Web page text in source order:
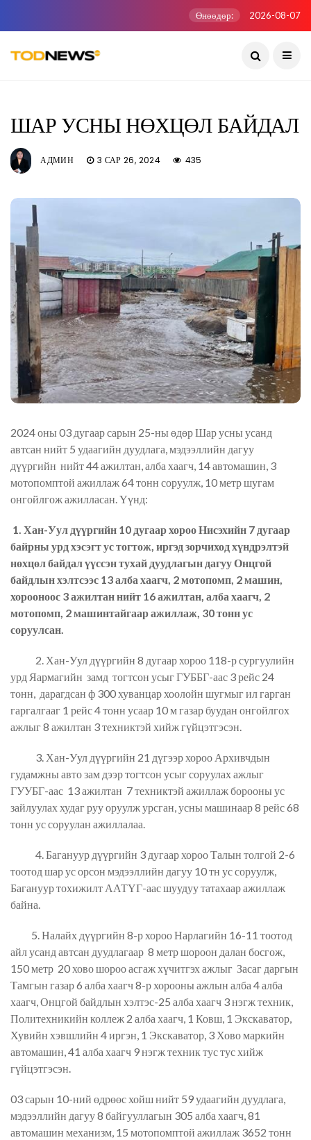
Өнөөдөр: 2026-08-07
ШАР УСНЫ НӨХЦӨЛ БАЙДАЛ
АДМИН 3 САР 26, 2024 435
2024 оны 03 дугаар сарын 25-ны өдөр Шар усны усанд
автсан нийт 5 удаагийн дуудлага, мэдээллийн дагуу
дүүргийн нийт 44 ажилтан, алба хаагч, 14 автомашин, 3
мотопомптой ажиллаж 64 тонн соруулж, 10 метр шугам
онгойлгож ажилласан. Үүнд:
1. Хан-Уул дүүргийн 10 дугаар хороо Нисэхийн 7 дугаар
байрны урд хэсэгт ус тогтож, иргэд зорчиход хүндрэлтэй
нөхцөл байдал үүссэн тухай дуудлагын дагуу Онцгой
байдлын хэлтсээс 13 алба хаагч, 2 мотопомп, 2 машин,
хорооноос 3 ажилтан нийт 16 ажилтан, алба хаагч, 2
мотопомп, 2 машинтайгаар ажиллаж, 30 тонн ус
соруулсан.
2. Хан-Уул дүүргийн 8 дугаар хороо 118-р сургуулийн
урд Яармагийн замд тогтсон усыг ГУББГ-аас 3 рейс 24
тонн, дарагдсан ф 300 хуванцар хоолойн шугмыг ил гарган
гаргалгааг 1 рейс 4 тонн усаар 10 м газар буудан онгойлгох
ажлыг 8 ажилтан 3 техниктэй хийж гүйцэтгэсэн.
3. Хан-Уул дүүргийн 21 дүгээр хороо Архивчдын
гудамжны авто зам дээр тогтсон усыг соруулах ажлыг
ГУУБГ-аас 13 ажилтан 7 техниктэй ажиллаж борооны ус
зайлуулах худаг руу оруулж урсган, усны машинаар 8 рейс 68
тонн ус соруулан ажиллалаа.
4. Багануур дүүргийн 3 дугаар хороо Талын толгой 2-6
тоотод шар ус орсон мэдээллийн дагуу 10 тн ус соруулж,
Багануур тохижилт ААТҮГ-аас шуудуу татахаар ажиллаж
байна.
5. Налайх дүүргийн 8-р хороо Нарлагийн 16-11 тоотод
айл усанд автсан дуудлагаар 8 метр шороон далан босгож,
150 метр 20 хово шороо асгаж хүчитгэх ажлыг Засаг даргын
Тамгын газар 6 алба хаагч 8-р хорооны ажлын алба 4 алба
хаагч, Онцгой байдлын хэлтэс-25 алба хаагч 3 нэгж техник,
Политехникийн коллеж 2 алба хаагч, 1 Ковш, 1 Экскаватор,
Хувийн хэвшлийн 4 иргэн, 1 Экскаватор, 3 Хово маркийн
автомашин, 41 алба хаагч 9 нэгж техник тус тус хийж
гүйцэтгэсэн.
03 сарын 10-ний өдрөөс хойш нийт 59 удаагийн дуудлага,
мэдээллийн дагуу 8 байгууллагын 305 алба хаагч, 81
автомашин механизм, 15 мотопомптой ажиллаж 3652 тонн